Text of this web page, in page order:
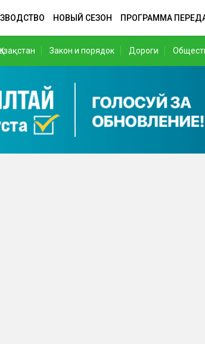
НОВЫЙ СЕЗОН ПРОГРАММА
Закон и порядок Дороги